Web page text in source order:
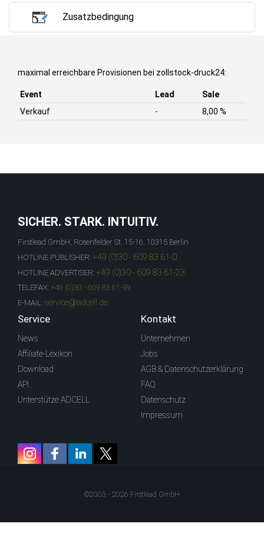
Zusatzbedingung
maximal erreichbare Provisionen bei zollstock-druck24:
Event Lead
Sale
Verkauf
- 8,00 %
SICHER. STARK. INTUITIV.
Firstlead GmbH, Rosenfelder St. 15-16, 10315 Berlin
HOTLINE PUBLISHER: +49 (0)30 - 609 83 61-0
HOTLINE ADVERTISER: +49 (0)30 - 609 83 61-23
TELEFAX: +49 (0)30 - 609 83 61-99
E-MAIL: service@adcell.de
Service
News
Affiliate-Lexikon
Download
API
Unterstütze ADCELL
Kontakt
Unternehmen
Jobs
AGB & Datenschutzerklärung
FAQ
Datenschutz
Impressum
©2003 - 2026 Firstlead GmbH